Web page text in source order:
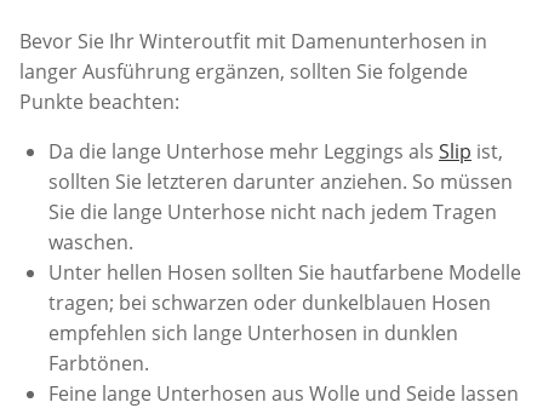
Bevor Sie Ihr Winteroutfit mit Damenunterhosen in
langer Ausführung ergänzen, sollten Sie folgende
Punkte beachten:
Da die lange Unterhose mehr Leggings als Slip ist,
sollten Sie letzteren darunter anziehen. So müssen
Sie die lange Unterhose nicht nach jedem Tragen
waschen.
Unter hellen Hosen sollten Sie hautfarbene Modelle
tragen; bei schwarzen oder dunkelblauen Hosen
empfehlen sich lange Unterhosen in dunklen
Farbtönen.
Feine lange Unterhosen aus Wolle und Seide lassen